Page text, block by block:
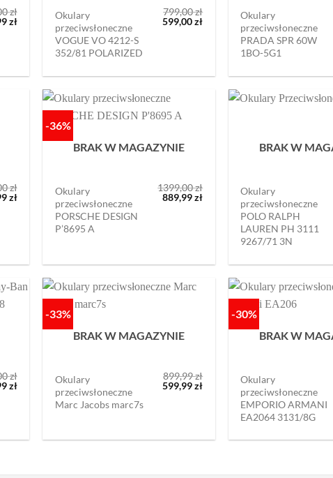
zł
złAktualna
1119,99 zł.
Okulary
przeciwsłoneczne
VOGUE VO 4212-S
352/81 POLARIZED
799,00zł
Pierwotna
cena
599,00złAktualna
599,00 zł.
Okulary
przeciwsłoneczne
PRADA SPR 60W
1BO-5G1
zł
złAktualna
999,99 zł.
-36%
BRAK W MAGAZYNIE
Okulary
przeciwsłoneczne
PORSCHE DESIGN
P’8695 A
1399,00zł
Pierwotna
cena
889,99złAktualna
889,99 zł.
BRAK W
Okulary
przeciwsłoneczne
POLO RALPH
LAUREN PH 3111
9267/71 3N
zł
złAktualna
-33%
BRAK W MAGAZYNIE
Okulary
przeciwsłoneczne
Marc Jacobs marc7s
899,99zł
Pierwotna
cena
599,99złAktualna
599,99 zł.
-30%
BRAK W
Okulary
przeciwsłoneczne
EMPORIO ARMANI
EA2064 3131/8G